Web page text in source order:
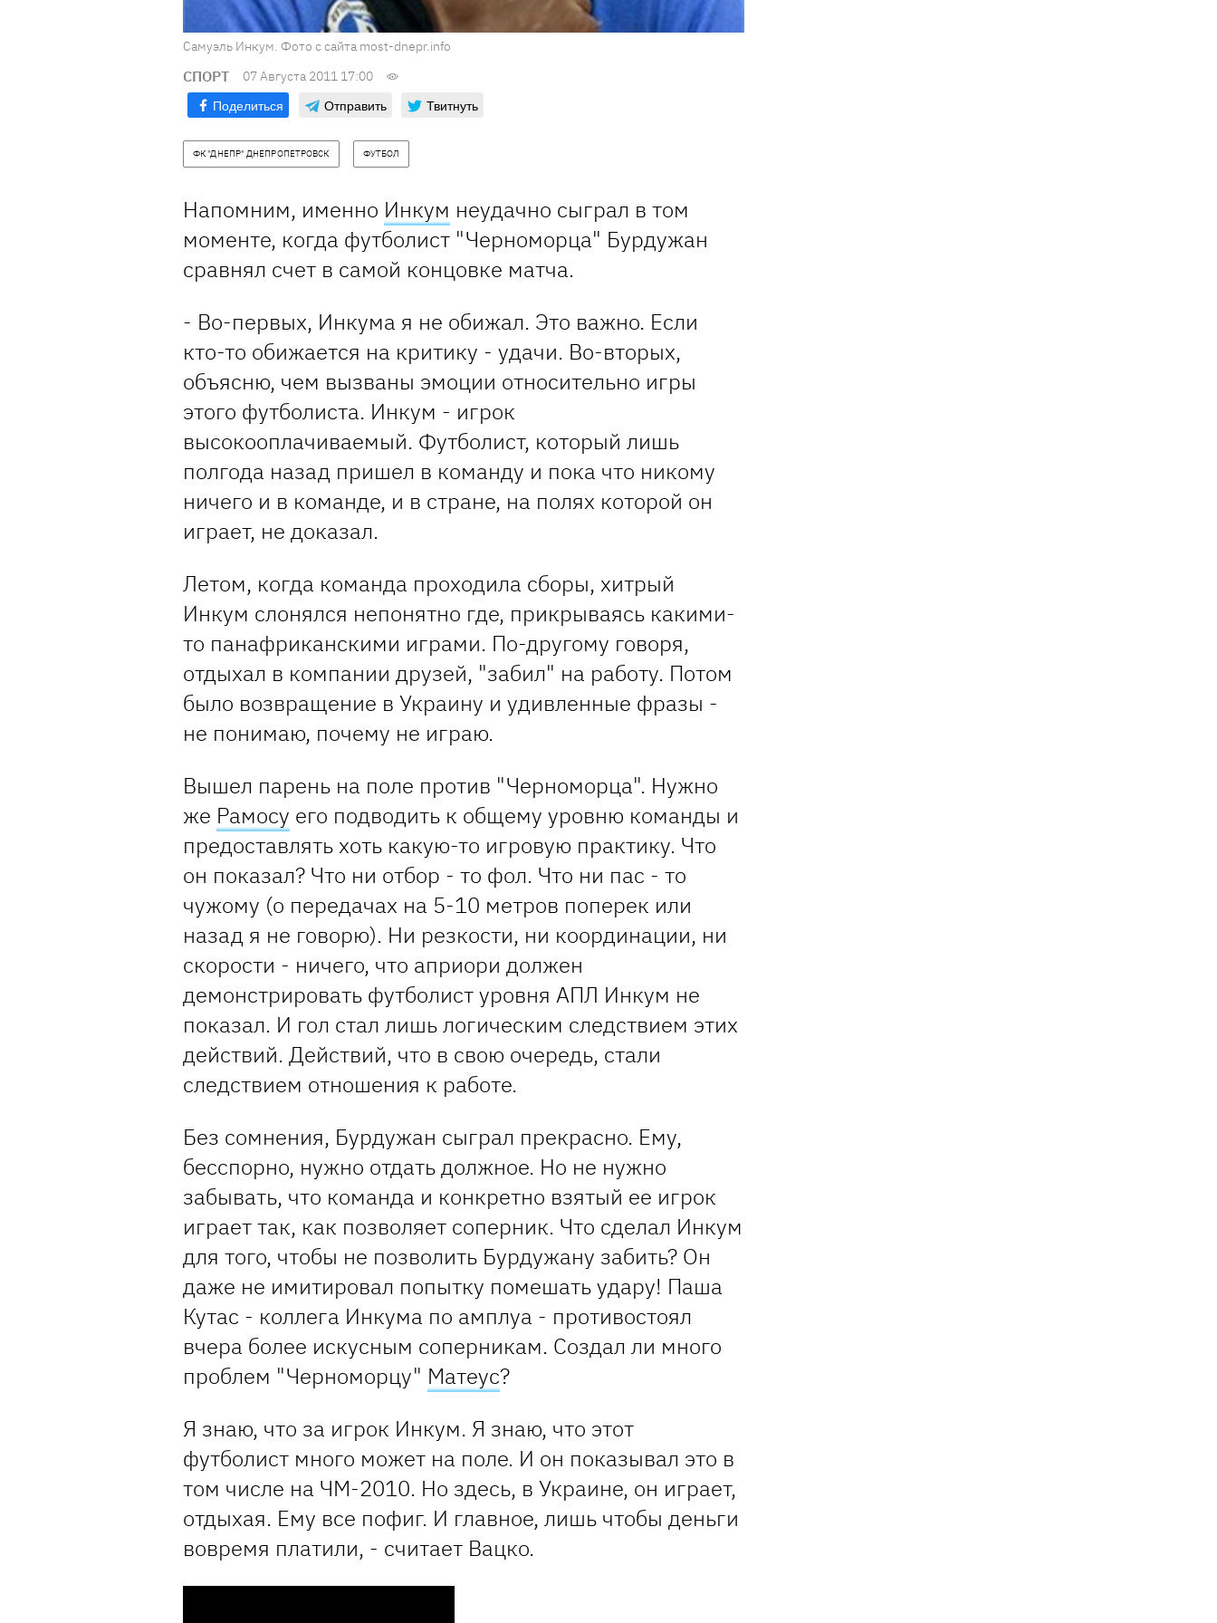
Самуэль Инкум. Фото с сайта most-dnepr.info
СПОРТ 07 Августа 2011 17:00
Поделиться Отправить Твитнуть
ФК "ДНЕПР" ДНЕПРОПЕТРОВСК ФУТБОЛ
Напомним, именно Инкум неудачно сыграл в том
моменте, когда футболист "Черноморца" Бурдужан
сравнял счет в самой концовке матча.
- Во-первых, Инкума я не обижал. Это важно. Если
кто-то обижается на критику - удачи. Во-вторых,
объясню, чем вызваны эмоции относительно игры
этого футболиста. Инкум - игрок
высокооплачиваемый. Футболист, который лишь
полгода назад пришел в команду и пока что никому
ничего и в команде, и в стране, на полях которой он
играет, не доказал.
Летом, когда команда проходила сборы, хитрый
Инкум слонялся непонятно где, прикрываясь какими-
то панафриканскими играми. По-другому говоря,
отдыхал в компании друзей, "забил" на работу. Потом
было возвращение в Украину и удивленные фразы -
не понимаю, почему не играю.
Вышел парень на поле против "Черноморца". Нужно
же Рамосу его подводить к общему уровню команды и
предоставлять хоть какую-то игровую практику. Что
он показал? Что ни отбор - то фол. Что ни пас - то
чужому (о передачах на 5-10 метров поперек или
назад я не говорю). Ни резкости, ни координации, ни
скорости - ничего, что априори должен
демонстрировать футболист уровня АПЛ Инкум не
показал. И гол стал лишь логическим следствием этих
действий. Действий, что в свою очередь, стали
следствием отношения к работе.
Без сомнения, Бурдужан сыграл прекрасно. Ему,
бесспорно, нужно отдать должное. Но не нужно
забывать, что команда и конкретно взятый ее игрок
играет так, как позволяет соперник. Что сделал Инкум
для того, чтобы не позволить Бурдужану забить? Он
даже не имитировал попытку помешать удару! Паша
Кутас - коллега Инкума по амплуа - противостоял
вчера более искусным соперникам. Создал ли много
проблем "Черноморцу" Матеус?
Я знаю, что за игрок Инкум. Я знаю, что этот
футболист много может на поле. И он показывал это в
том числе на ЧМ-2010. Но здесь, в Украине, он играет,
отдыхая. Ему все пофиг. И главное, лишь чтобы деньги
вовремя платили, - считает Вацко.